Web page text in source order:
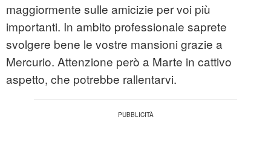
maggiormente sulle amicizie per voi più
importanti. In ambito professionale saprete
svolgere bene le vostre mansioni grazie a
Mercurio. Attenzione però a Marte in cattivo
aspetto, che potrebbe rallentarvi.